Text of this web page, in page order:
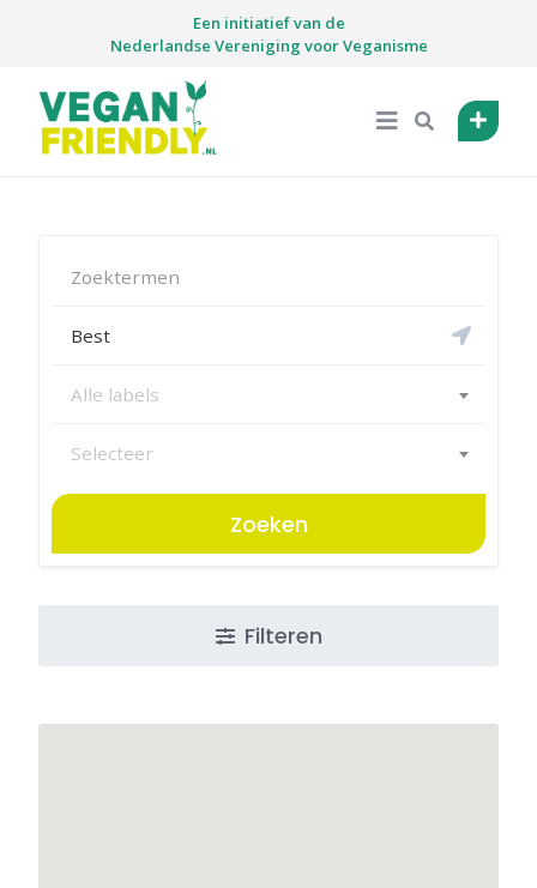
Een initiatief van de
Nederlandse Vereniging voor Veganisme
Alle labels
Selecteer
Zoeken
Filteren